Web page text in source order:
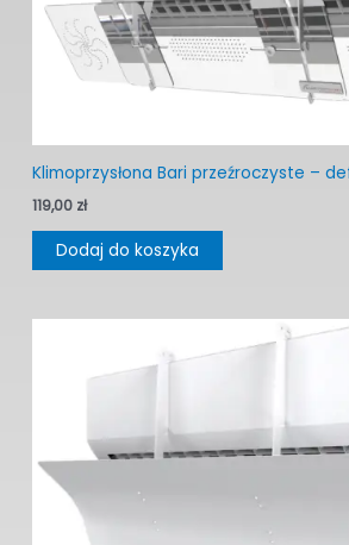
Klimoprzysłona Bari przeźroczyste –
119,00 zł
Dodaj do koszyka